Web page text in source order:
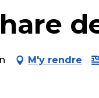
M'y rendre